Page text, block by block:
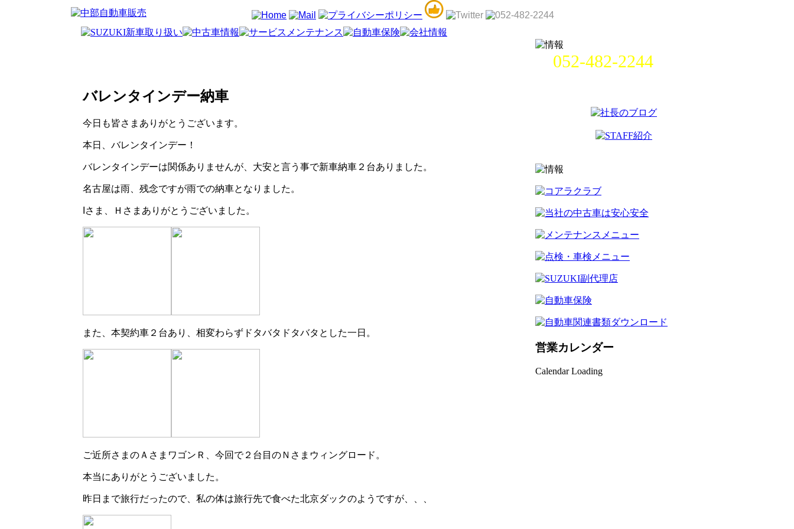
バレンタインデー納車
今日も皆さまありがとうございます。
本日、バレンタインデー！
バレンタインデーは関係ありませんが、大安と言う事で新車納車２台ありました。
名古屋は雨、残念ですが雨での納車となりました。
Iさま、Ｈさまありがとうございました。
また、本契約車２台あり、相変わらずドタバタドタバタとした一日。
ご近所さまのＡさまワゴンＲ、今回で２台目のＮさまウィングロード。
本当にありがとうございました。
昨日まで旅行だったので、私の体は旅行先で食べた北京ダックのようですが、、、
052-482-2244
営業カレンダー
Calendar Loading